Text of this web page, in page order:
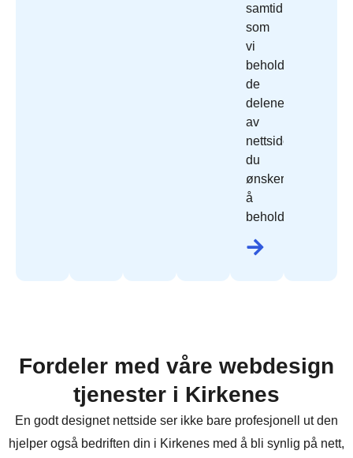
samtidig
som
vi
beholder
de
delene
av
nettside
du
ønsker
å
beholde.
Fordeler med våre webdesign
tjenester i Kirkenes
En godt designet nettside ser ikke bare profesjonell ut den
hjelper også bedriften din i Kirkenes med å bli synlig på nett,